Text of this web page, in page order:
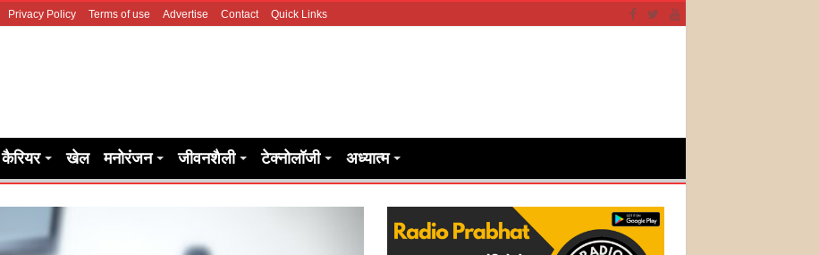
Privacy Policy Terms of use Advertise Contact Quick Links
कैरियर खेल मनोरंजन जीवनशैली टेक्नोलॉजी अध्यात्म